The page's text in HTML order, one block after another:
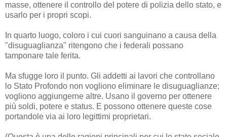
masse, ottenere il controllo del potere di polizia dello stato, e
usarlo per i propri scopi.
In quarto luogo, coloro i cui cuori sanguinano a causa della
"disuguaglianza" ritengono che i federali possano
tamponare tale ferita.
Ma sfugge loro il punto. Gli addetti ai lavori che controllano
lo Stato Profondo non vogliono eliminare le disuguaglianze;
vogliono aggiungerne altre. Usano il governo per ottenere
più soldi, potere e status. E possono ottenere queste cose
portandole via ai loro legittimi proprietari.